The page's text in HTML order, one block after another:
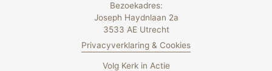
Bezoekadres:
Joseph Haydnlaan 2a
3533 AE Utrecht
Privacyverklaring & Cookies
Volg Kerk in Actie